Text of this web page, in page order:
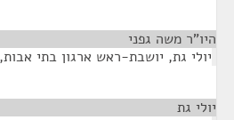
היו"ר משה גפני
יולי גת, יושבת-ראש ארגון בתי
יולי גת